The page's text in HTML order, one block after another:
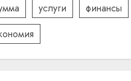
услуги финансы